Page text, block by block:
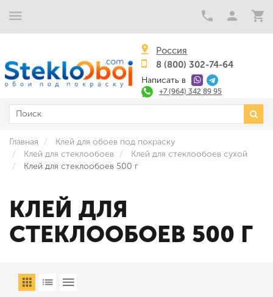
Россия
8 (800) 302-74-64
Написать в
+7 (964) 342 89 95
Главная
Клей для обоев под покраску
Клей для стеклообоев
Клей для стеклообоев сухой
Клей для стеклообоев 500 г
КЛЕЙ ДЛЯ
СТЕКЛООБОЕВ 500 Г